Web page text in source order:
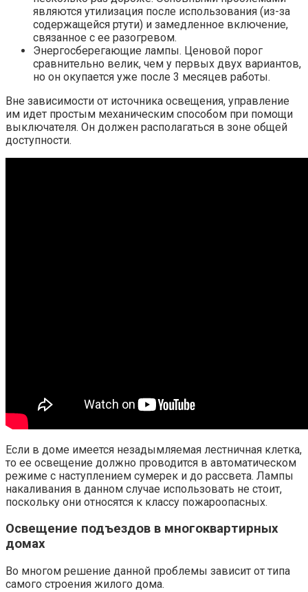
являются утилизация после использования (из-за
содержащейся ртути) и замедленное включение,
связанное с ее разогревом.
Энергосберегающие лампы. Ценовой порог
сравнительно велик, чем у первых двух вариантов,
но он окупается уже после 3 месяцев работы.
Вне зависимости от источника освещения, управление
им идет простым механическим способом при помощи
выключателя. Он должен располагаться в зоне общей
доступности.
Если в доме имеется незадымляемая лестничная клетка,
то ее освещение должно проводится в автоматическом
режиме с наступлением сумерек и до рассвета. Лампы
накаливания в данном случае использовать не стоит,
поскольку они относятся к классу пожароопасных.
Освещение подъездов в многоквартирных
домах
Во многом решение данной проблемы зависит от типа
самого строения жилого дома.